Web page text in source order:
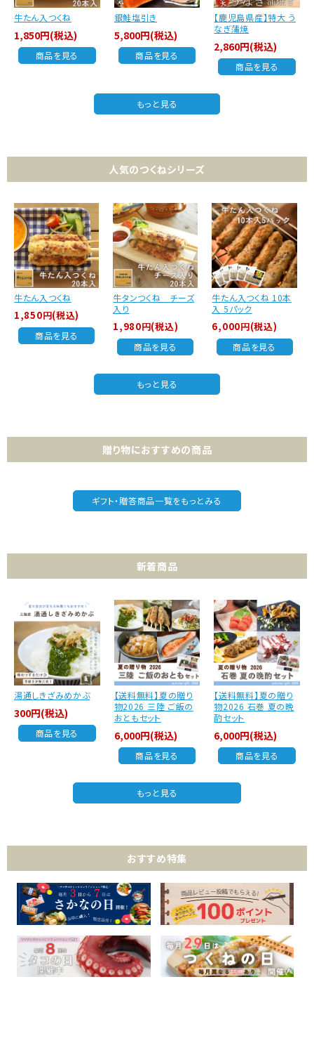
牛たん入つくね
1,850円(税込)
商品を見る
銀鮭塩引き
5,800円(税込)
商品を見る
【鹿児島県産】特大 う
なぎ蒲焼
2,860円(税込)
商品を見る
もっと見る
人気のつくねシリーズ
牛たん入つくね
1,850円(税込)
商品を見る
牛タンつくね チーズ
入り
1,980円(税込)
商品を見る
牛たん入つくね 10本
入 5パック
6,000円(税込)
商品を見る
もっと見る
贈り物におすすめの商品
ギフト・贈答商品一覧をもっとみる
新着商品
湯通しきざみめかぶ
300円(税込)
商品を見る
【送料無料】夏の贈り
物2026 三陸 ご飯の
おともセット
6,000円(税込)
商品を見る
【送料無料】夏の贈り
物2026 石巻 夏の晩
酌セット
6,000円(税込)
商品を見る
もっと見る
おすすめ特集